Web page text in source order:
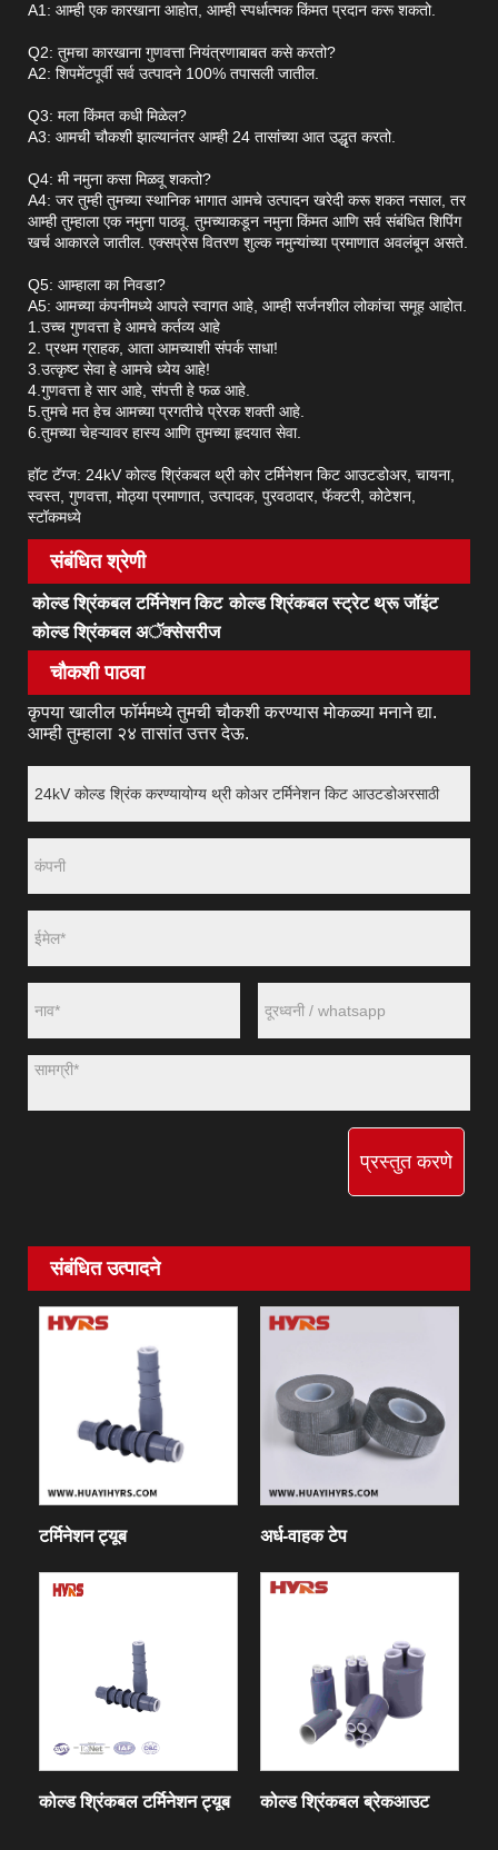
A1: आम्ही एक कारखाना आहोत, आम्ही स्पर्धात्मक किंमत प्रदान करू शकतो.
Q2: तुमचा कारखाना गुणवत्ता नियंत्रणाबाबत कसे करतो?
A2: शिपमेंटपूर्वी सर्व उत्पादने 100% तपासली जातील.
Q3: मला किंमत कधी मिळेल?
A3: आमची चौकशी झाल्यानंतर आम्ही 24 तासांच्या आत उद्धृत करतो.
Q4: मी नमुना कसा मिळवू शकतो?
A4: जर तुम्ही तुमच्या स्थानिक भागात आमचे उत्पादन खरेदी करू शकत नसाल, तर
आम्ही तुम्हाला एक नमुना पाठवू. तुमच्याकडून नमुना किंमत आणि सर्व संबंधित शिपिंग
खर्च आकारले जातील. एक्सप्रेस वितरण शुल्क नमुन्यांच्या प्रमाणात अवलंबून असते.
Q5: आम्हाला का निवडा?
A5: आमच्या कंपनीमध्ये आपले स्वागत आहे, आम्ही सर्जनशील लोकांचा समूह आहोत.
1.उच्च गुणवत्ता हे आमचे कर्तव्य आहे
2. प्रथम ग्राहक, आता आमच्याशी संपर्क साधा!
3.उत्कृष्ट सेवा हे आमचे ध्येय आहे!
4.गुणवत्ता हे सार आहे, संपत्ती हे फळ आहे.
5.तुमचे मत हेच आमच्या प्रगतीचे प्रेरक शक्ती आहे.
6.तुमच्या चेहऱ्यावर हास्य आणि तुमच्या हृदयात सेवा.
हॉट टॅग्ज: 24kV कोल्ड श्रिंकबल थ्री कोर टर्मिनेशन किट आउटडोअर, चायना,
स्वस्त, गुणवत्ता, मोठ्या प्रमाणात, उत्पादक, पुरवठादार, फॅक्टरी, कोटेशन,
स्टॉकमध्ये
संबंधित श्रेणी
कोल्ड श्रिंकबल टर्मिनेशन किट कोल्ड श्रिंकबल स्ट्रेट थ्रू जॉइंट
कोल्ड श्रिंकबल अॅक्सेसरीज
चौकशी पाठवा
कृपया खालील फॉर्ममध्ये तुमची चौकशी करण्यास मोकळ्या मनाने द्या.
आम्ही तुम्हाला २४ तासांत उत्तर देऊ.
प्रस्तुत करणे
संबंधित उत्पादने
टर्मिनेशन ट्यूब अर्ध-वाहक टेप
कोल्ड श्रिंकबल टर्मिनेशन ट्यूब कोल्ड श्रिंकबल ब्रेकआउट